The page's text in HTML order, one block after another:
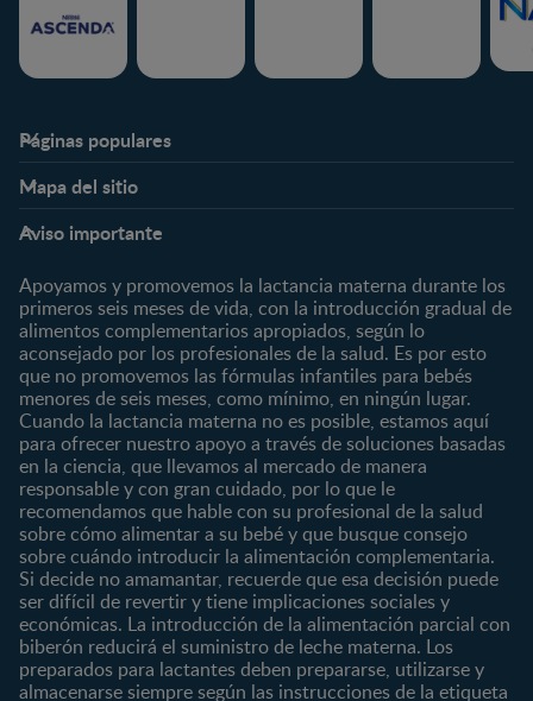
Páginas populares
Expertos en Nutrición
Preguntas Frecuentes
¿Quiénes somos?
Marcas y productos
Nuestros Productos
Nuestras Marcas
Mapa del sitio
Preconcepción
Embarazo
Posparto
0 a 4 meses
4 a 6 meses
6 a 8 meses
8 a 12 meses
12 a 24 meses
Desde 2 años
Preescolar
Escolar
Nutrición
Salud
Maternidad
Paternidad
Vida en familia
Marcas
CERELAC®
GERBER®
Productos
Cereales Infantiles
Compotas y galletas
Aviso importante
Apoyamos y promovemos la lactancia materna durante los
primeros seis meses de vida, con la introducción gradual de
alimentos complementarios apropiados, según lo
aconsejado por los profesionales de la salud. Es por esto
que no promovemos las fórmulas infantiles para bebés
menores de seis meses, como mínimo, en ningún lugar.
Cuando la lactancia materna no es posible, estamos aquí
para ofrecer nuestro apoyo a través de soluciones basadas
en la ciencia, que llevamos al mercado de manera
responsable y con gran cuidado, por lo que le
recomendamos que hable con su profesional de la salud
sobre cómo alimentar a su bebé y que busque consejo
sobre cuándo introducir la alimentación complementaria.
Si decide no amamantar, recuerde que esa decisión puede
ser difícil de revertir y tiene implicaciones sociales y
económicas. La introducción de la alimentación parcial con
biberón reducirá el suministro de leche materna. Los
preparados para lactantes deben prepararse, utilizarse y
almacenarse siempre según las instrucciones de la etiqueta